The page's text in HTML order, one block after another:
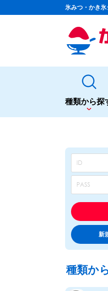
氷みつ・かき
種類から探
かき氷専
果汁入りや厳
蜜・シロッ
和風甘味シロ
トッピン
練乳・コンデ
夏まつり
シロップ
飲食店の
シロップ
専門店の
シロップ
ドリンクメ
新
種類か